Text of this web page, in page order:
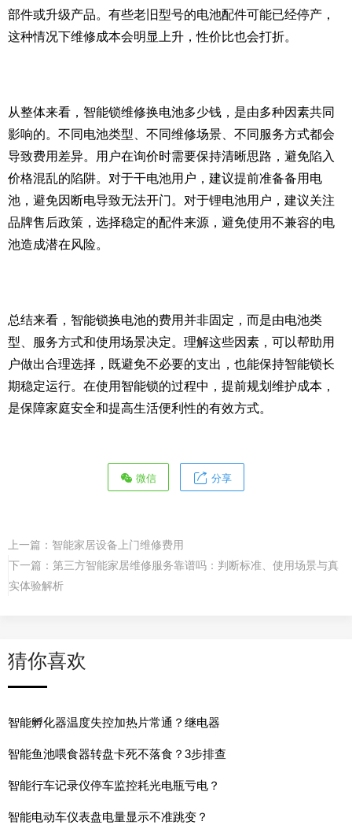
部件或升级产品。有些老旧型号的电池配件可能已经停产，
这种情况下维修成本会明显上升，性价比也会打折。
从整体来看，智能锁维修换电池多少钱，是由多种因素共同
影响的。不同电池类型、不同维修场景、不同服务方式都会
导致费用差异。用户在询价时需要保持清晰思路，避免陷入
价格混乱的陷阱。对于干电池用户，建议提前准备备用电
池，避免因断电导致无法开门。对于锂电池用户，建议关注
品牌售后政策，选择稳定的配件来源，避免使用不兼容的电
池造成潜在风险。
总结来看，智能锁换电池的费用并非固定，而是由电池类
型、服务方式和使用场景决定。理解这些因素，可以帮助用
户做出合理选择，既避免不必要的支出，也能保持智能锁长
期稳定运行。在使用智能锁的过程中，提前规划维护成本，
是保障家庭安全和提高生活便利性的有效方式。
微信 分享
上一篇： 智能家居设备上门维修费用
下一篇： 第三方智能家居维修服务靠谱吗：判断标准、使用场景与真
实体验解析
猜你喜欢
智能孵化器温度失控加热片常通？继电器
智能鱼池喂食器转盘卡死不落食？3步排查
智能行车记录仪停车监控耗光电瓶亏电？
智能电动车仪表盘电量显示不准跳变？